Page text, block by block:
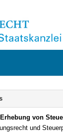
Gemeinschaften (Kirchensteuergesetz – KirchStG) in der Fassung
und